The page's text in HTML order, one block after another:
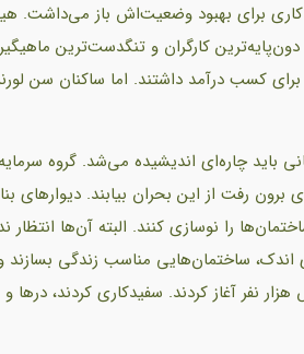
برای بهبود وضعیت‌اش باز می‌داشت.
کارگران و تنگدست‌ترین
کسب درآمد داشتند. اما ساکنان سن لورنزو
باید چاره‌ای اندیشیده می‌شد. گروه
برون رفت از این بحران بیابند.
را نوسازی کنند. البته آن‌ها انتظار
ساختمان‌هایی مناسب زندگی بسازند
نفر آغاز کردند. سفیدکاری کردند،